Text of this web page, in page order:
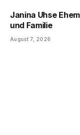
Janina Uhse
und Familie
August 7, 2026